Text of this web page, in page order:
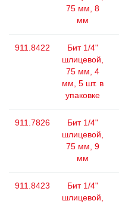
75 мм, 8
мм
911.8422
Бит 1/4"
шлицевой,
75 мм, 4
мм, 5 шт. в
упаковке
911.7826
Бит 1/4"
шлицевой,
75 мм, 9
мм
911.8423
Бит 1/4"
шлицевой,